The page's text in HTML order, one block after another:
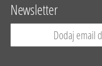
Newsletter